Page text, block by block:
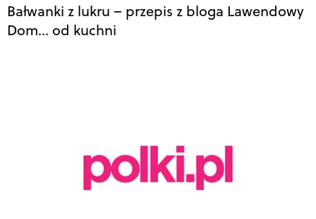
Bałwanki z lukru – przepis z bloga Lawendowy
Dom… od kuchni